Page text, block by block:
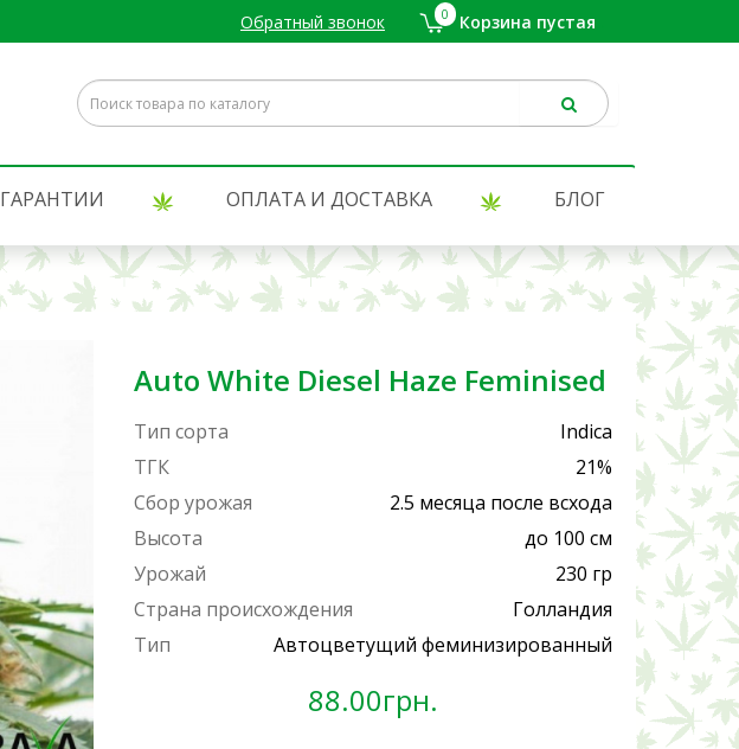
Обратный звонок 0 Корзина пустая
ГАРАНТИИ ОПЛАТА И ДОСТАВКА БЛОГ
Auto White Diesel Haze Feminised
Тип сорта
Indica
ТГК
21%
Сбор урожая
2.5 месяца после всхода
Высота
до 100 см
Урожай
230 гр
Страна происхождения
Голландия
Тип
Автоцветущий феминизированный
88.00грн.